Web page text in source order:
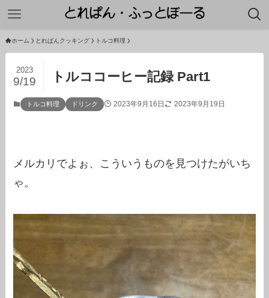
ホーム とれぱんクッキング トルコ料理
トルココーヒー記録 Part1
2023
9/19
トルコ料理 ドリンク 2023年9月16日 2023年9月19日
メルカリでよぉ、こういうものを見つけたがいち
ゃ。